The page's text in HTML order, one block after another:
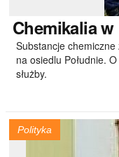
Chemikaliaw
Substancje
na osiedlu Południe.
służby.
Polityka